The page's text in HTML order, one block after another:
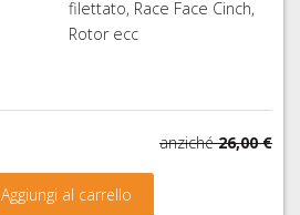
filettato, Race Face Cinch,
Rotor ecc
anziché 26,00 €
Aggiungi al carrello